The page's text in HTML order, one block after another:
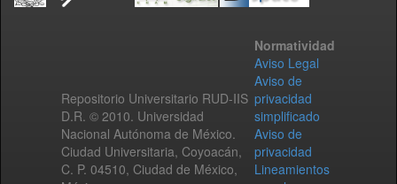
Repositorio Universitario RUD-IIS
D.R. © 2010. Universidad
Nacional Autónoma de México.
Ciudad Universitaria, Coyoacán,
C. P. 04510, Ciudad de México,
Normatividad
Aviso Legal
Aviso de
privacidad
simplificado
Aviso de
privacidad
Lineamientos